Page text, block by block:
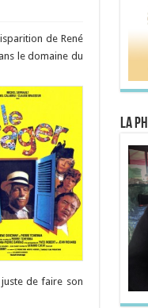
de René
le domaine du
de faire son
La